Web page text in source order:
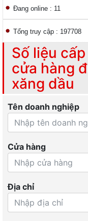
Đang online : 11
Tổng truy cập : 197708
Số liệu
cửa hàng
xăng dầu
Tên doanh nghiệp
Cửa hàng
Địa chỉ